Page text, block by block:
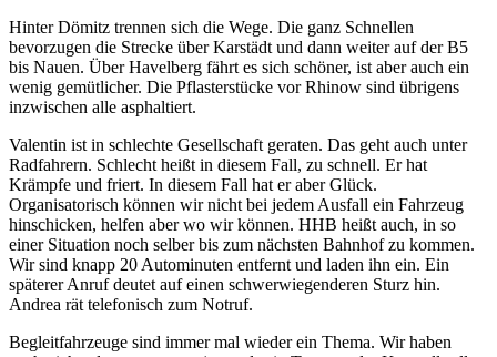
Hinter Dömitz trennen sich die Wege. Die ganz Schnellen
bevorzugen die Strecke über Karstädt und dann weiter auf der B5
bis Nauen. Über Havelberg fährt es sich schöner, ist aber auch ein
wenig gemütlicher. Die Pflasterstücke vor Rhinow sind übrigens
inzwischen alle asphaltiert.
Valentin ist in schlechte Gesellschaft geraten. Das geht auch unter
Radfahrern. Schlecht heißt in diesem Fall, zu schnell. Er hat
Krämpfe und friert. In diesem Fall hat er aber Glück.
Organisatorisch können wir nicht bei jedem Ausfall ein Fahrzeug
hinschicken, helfen aber wo wir können. HHB heißt auch, in so
einer Situation noch selber bis zum nächsten Bahnhof zu kommen.
Wir sind knapp 20 Autominuten entfernt und laden ihn ein. Ein
späterer Anruf deutet auf einen schwerwiegenderen Sturz hin.
Andrea rät telefonisch zum Notruf.
Begleitfahrzeuge sind immer mal wieder ein Thema. Wir haben